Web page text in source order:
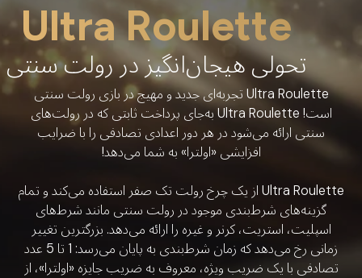
Ultra Roulette
تحولی هیجان‌انگیز در رولت سنتی
Ultra Roulette تجربه‌ای جدید و مهیج در بازی رولت سنتی
است! Ultra Roulette به‌جای پرداخت ثابتی که در رولت‌های
سنتی ارائه می‌شود در هر دور اعدادی تصادفی را با ضرایب
افزایشی «اولترا» به شما می‌دهد!
Ultra Roulette از یک چرخ رولت تک صفر استفاده می‌کند و تمام
گزینه‌های شرط‌بندی موجود در رولت سنتی مانند شرط‌های
اسپلیت، استریت، کرنر و غیره را ارائه می‌دهد. بزرگترین تغییر
زمانی رخ می‌دهد که زمان شرط‌بندی به پایان می‌رسد: 1 تا 5 عدد
تصادفی با یک ضریب ویژه، معروف به ضریب جایزه «اولترا»، از